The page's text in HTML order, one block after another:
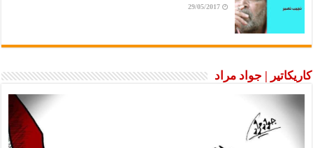
29/05/2017
كاريكاتير | جواد مراد